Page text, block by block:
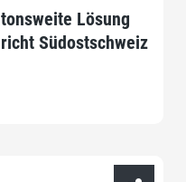
Lösung
Südostschweiz